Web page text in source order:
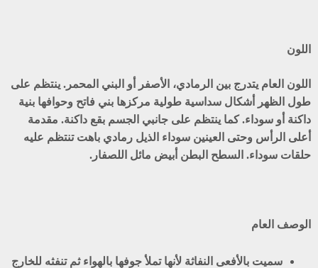
اللون
اللون العام يتدرج بين الرمادي، الأصفر أو البني المحمر. ينتظم على
طول الظهر أشكال سداسية طولية مركزها بني فاتح وحوافها بنية
داكنة أو سوداء. كما ينتظم على جانبي الجسم بقع داكنة. مقدمة
أعلى الرأس وحتى العينين سوداء الذيل رمادي باهت تنتظم عليه
حلقات سوداء. السطح البطن أبيض مائل اللصفار.
الوصف العام
سميت بالأفعى النفاثة لأنها تملأ جوفها بالهواء ثم تنفثه للخارج